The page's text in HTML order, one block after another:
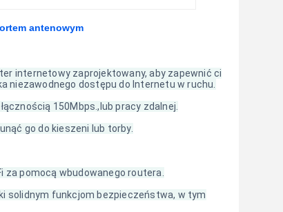
antenowym
internetowy zaprojektowany, aby zapewnić ci
niezawodnego dostępu do Internetu w ruchu.
150Mbps.,lub pracy zdalnej.
go do kieszeni lub torby.
za pomocą wbudowanego routera.
solidnym funkcjom bezpieczeństwa, w tym